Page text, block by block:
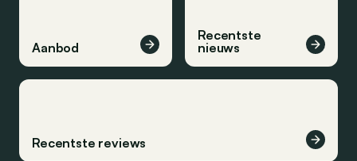
Aanbod
Recentste
nieuws
Recentste reviews